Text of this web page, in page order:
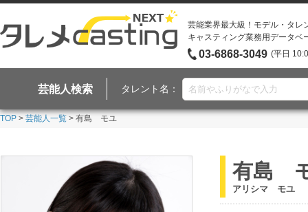
芸能業界最大級！モデル・タレ
キャスティング業務用データベ
03-6868-3049 (平日
芸能人検索 タレント名：
TOP > 芸能人一覧 > 有島 モユ
有島
アリシマ モユ